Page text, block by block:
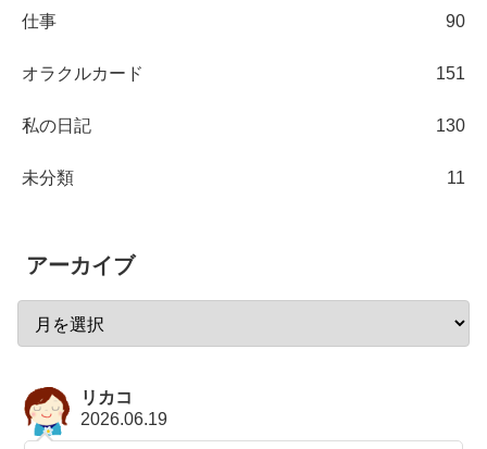
仕事 90
オラクルカード 151
私の日記 130
未分類 11
アーカイブ
リカコ
2026.06.19